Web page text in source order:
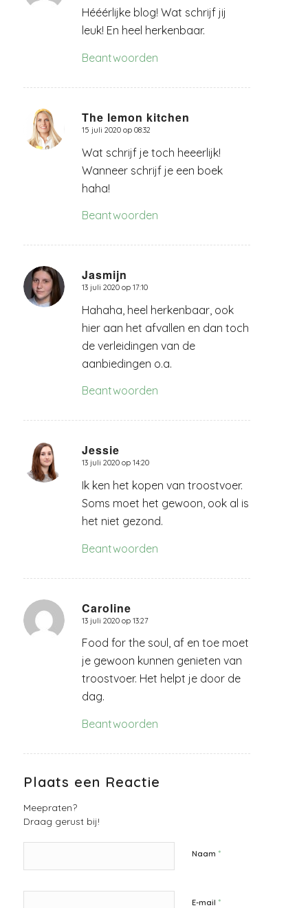
Hééérlijke blog! Wat schrijf jij
leuk! En heel herkenbaar.
Beantwoorden
The lemon kitchen
zegt:
15 juli 2020 op 08:32
Wat schrijf je toch heeerlijk!
Wanneer schrijf je een boek
haha!
Beantwoorden
Jasmijn
zegt:
13 juli 2020 op 17:10
Hahaha, heel herkenbaar, ook
hier aan het afvallen en dan toch
de verleidingen van de
aanbiedingen o.a.
Beantwoorden
Jessie
zegt:
13 juli 2020 op 14:20
Ik ken het kopen van troostvoer.
Soms moet het gewoon, ook al is
het niet gezond.
Beantwoorden
Caroline
zegt:
13 juli 2020 op 13:27
Food for the soul, af en toe moet
je gewoon kunnen genieten van
troostvoer. Het helpt je door de
dag.
Beantwoorden
Plaats een Reactie
Meepraten?
Draag gerust bij!
Naam *
E-mail *